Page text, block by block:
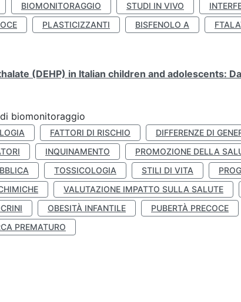
BIOMONITORAGGIO STUDI IN VIVO
PLASTICIZZANTI BISFENOLO A
(DEHP) in Italian children and adolescents:
biomonitoraggio
FATTORI DI RISCHIO
DIFFERENZE DI
INQUINAMENTO PROMOZIONE DELLA
TOSSICOLOGIA STILI DI VITA
VALUTAZIONE IMPATTO SULLA SALUTE
OBESITÀ INFANTILE PUBERTÀ PRECOCE
PREMATURO